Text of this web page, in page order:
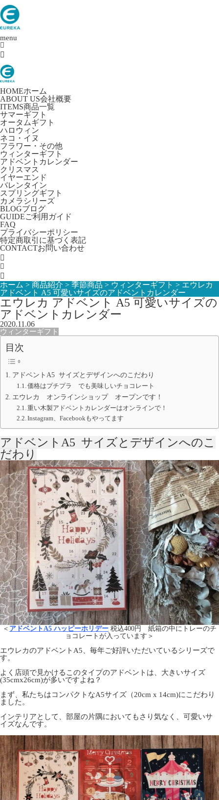
menu

HOMEホーム
ABOUT US会社概要
ITEMS商品一覧
サマーギフト
オータムギフト
ハロウィン
ネコ・イヌ
フラワー・その他
ウィンターギフト
アドベントカレンダー
クリスマス
イヤーエンド
バレンタイン
スプリングギフト
カメラシリーズ
BLOGブログ
GUIDEご利用ガイド
FAQ
プライバシーポリシー
特定商取引に基づく表記
CONTACTお問い合わせ

ホーム > 商品紹介 > 季節商品 > ウィンターギフト > エウレカ
アドベント A5 可愛いサイズのアドベントカレンダー
エウレカ アドベント A5 可愛いサイズの
アドベントカレンダー
2020.11.06
ウィンターギフト
目次
アドベントA5 サイズとデザインへのこだわり
価格はプチプラ でも美味しいチョコレート
エウレカ オンラインショップ オープンです！
重い木製アドベントカレンダーはオンラインで！
Instagram、Facebookもやってます
アドベントA5 サイズとデザインへのこ
だわり
＜ アドベントA5 ハッピーホリデー 税込400円 紙箱の中にトレーのチ
ョコレートが入っています＞
エウレカのアドベントA5、毎年ご好評いただいているシリーズで
す。
よく店頭で見かけるこのタイプのアドベントは、大きいサイズ
(35cmx26cm)が多いですよね？
まず、私たちはコンパクトなA5サイズ（20cm x 14cm)にこだわり
ました。
インテリアとして、部屋の片隅においてもさり気なく、可愛いサ
イズなんです。